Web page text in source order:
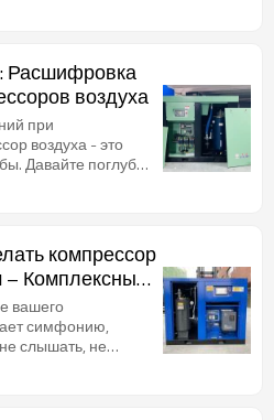
стандартные
Расшифровка
воздуха
при
воздуха - это
Давайте поглубже
поддержанные
компрессор
– Комплексный
вашего
симфонию,
слышать, не
по